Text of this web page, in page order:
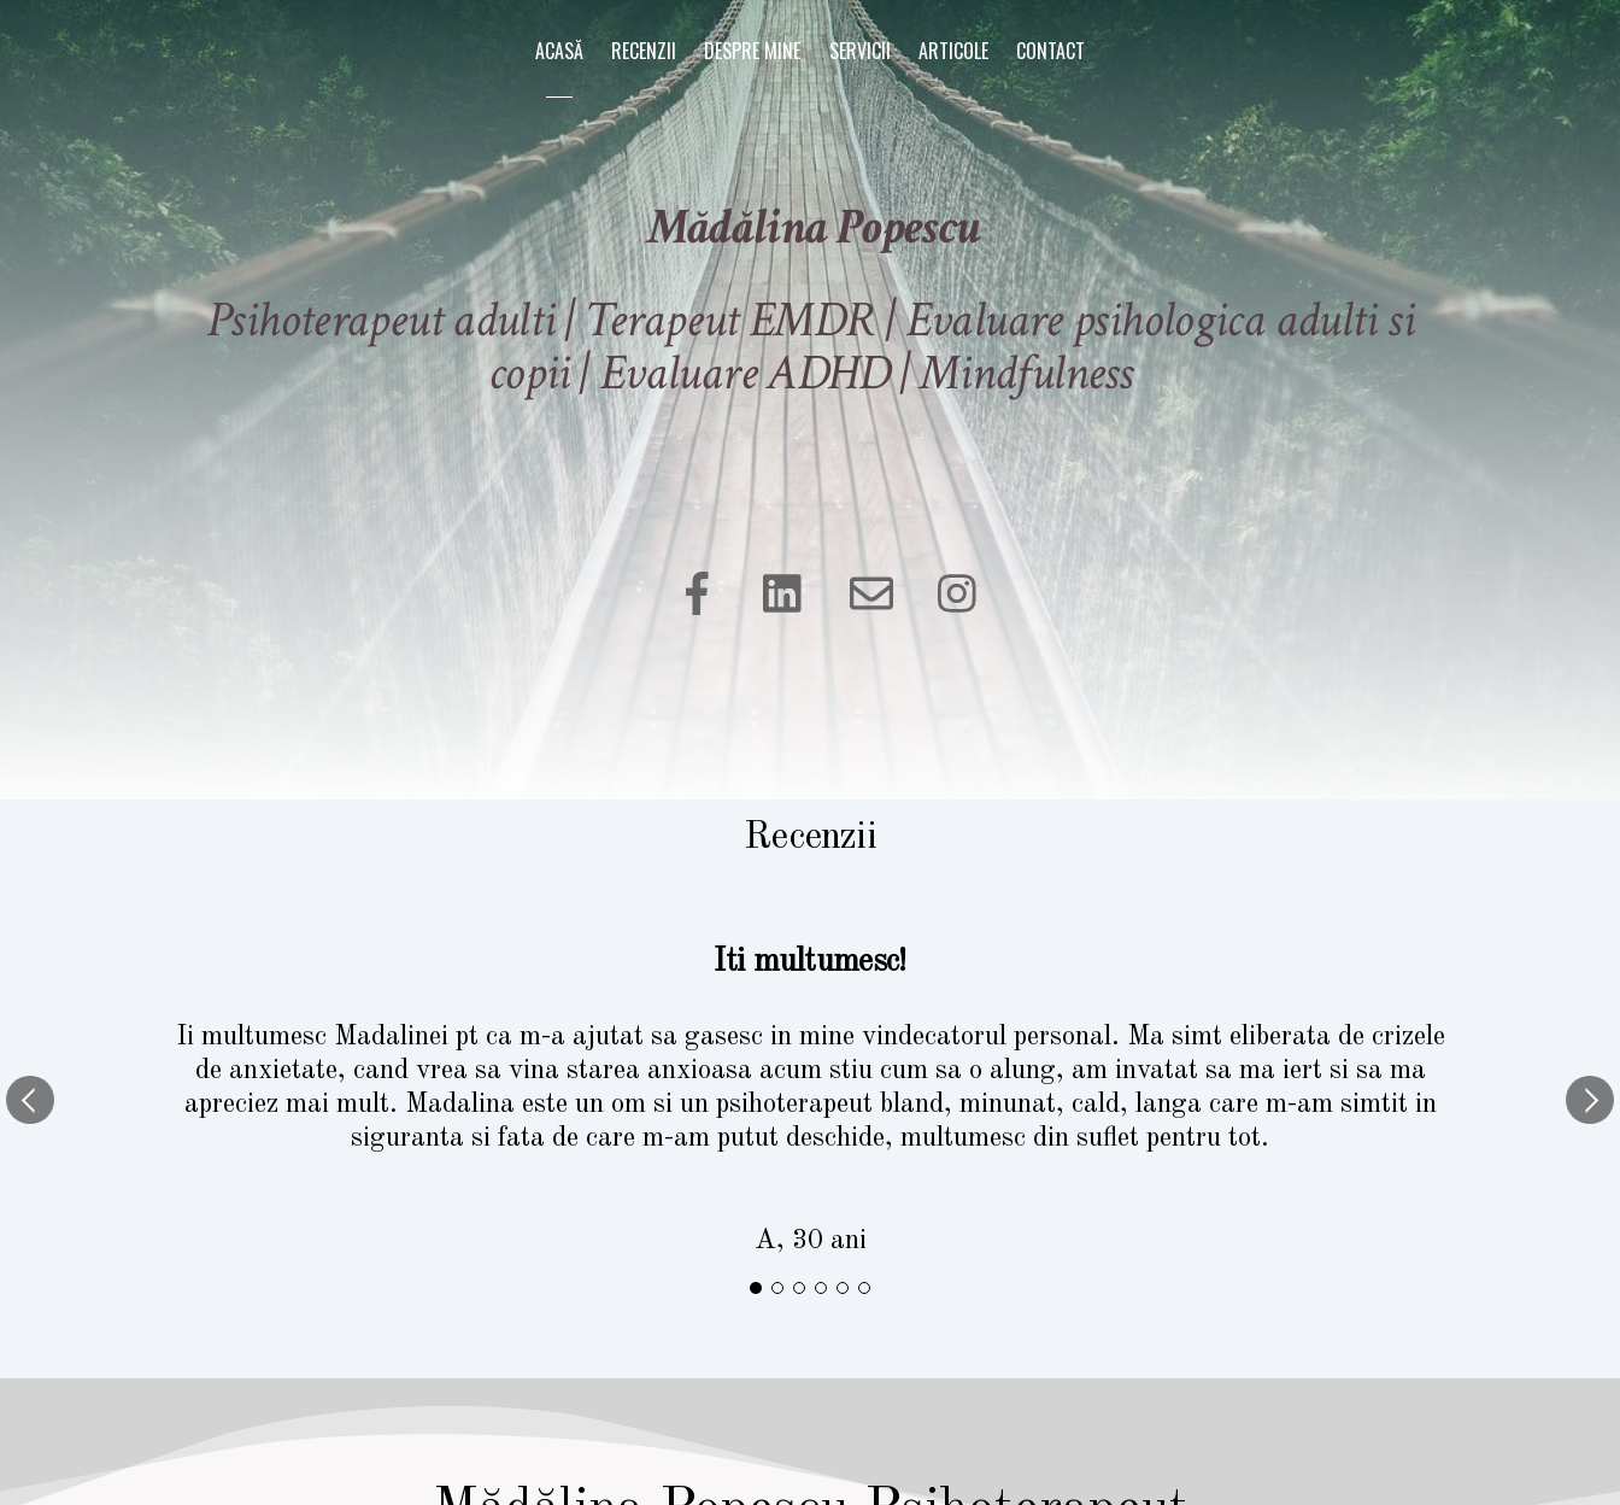
ACASĂ RECENZII DESPRE MINE SERVICII ARTICOLE CONTACT
Mădălina Popescu
Psihoterapeut adulti | Terapeut EMDR | Evaluare psihologica adulti si
copii | Evaluare ADHD | Mindfulness
Recenzii
Iti multumesc!
Ii multumesc Madalinei pt ca m-a ajutat sa gasesc in mine vindecatorul personal. Ma simt eliberata de crizele
de anxietate, cand vrea sa vina starea anxioasa acum stiu cum sa o alung, am invatat sa ma iert si sa ma
apreciez mai mult. Madalina este un om si un psihoterapeut bland, minunat, cald, langa care m-am simtit in
siguranta si fata de care m-am putut deschide, multumesc din suflet pentru tot.
A, 30 ani